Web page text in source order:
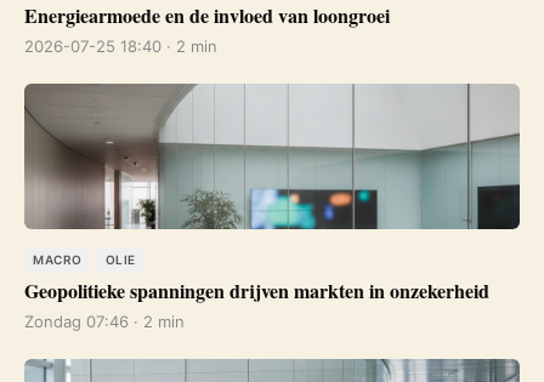
Energiearmoede en de invloed van loongroei
2026-07-25 18:40 · 2 min
MACRO OLIE
Geopolitieke spanningen drijven markten in onzekerheid
Zondag 07:46 · 2 min